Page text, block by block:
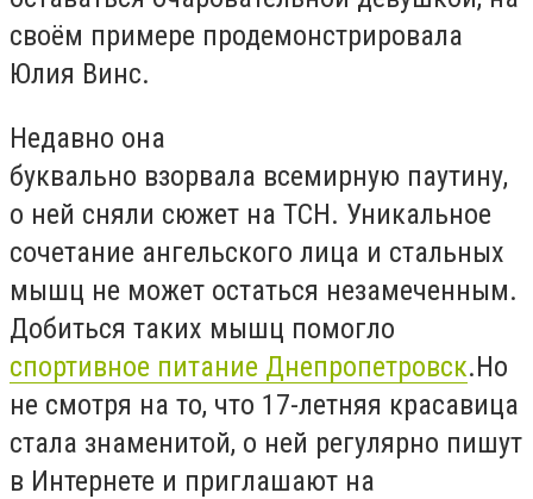
своём примере продемонстрировала
Юлия Винс.
Недавно она
буквально взорвала всемирную паутину,
о ней сняли сюжет на ТСН. Уникальное
сочетание ангельского лица и стальных
мышц не может остаться незамеченным.
Добиться таких мышц помогло
спортивное питание Днепропетровск.Но
не смотря на то, что 17-летняя красавица
стала знаменитой, о ней регулярно пишут
в Интернете и приглашают на